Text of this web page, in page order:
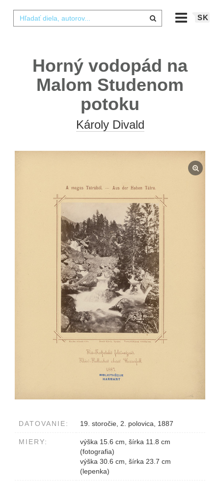
SK
Horný vodopád na
Malom Studenom
potoku
Károly Divald
DATOVANIE: 19. storočie, 2. polovica, 1887
MIERY:
výška 15.6 cm, šírka 11.8 cm
(fotografia)
výška 30.6 cm, šírka 23.7 cm
(lepenka)